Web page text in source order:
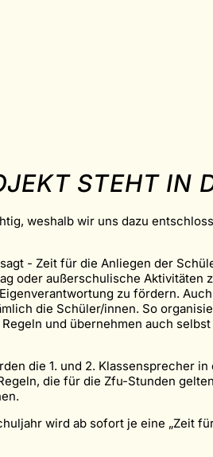
STEHT IN
weshalb wir uns dazu
- Zeit für die Anliegen der
oder außerschulische
zu fördern.
die Schüler/innen. So
und übernehmen auch
die 1. und 2. Klassensprecher
die für die Zfu-Stunden
wird ab sofort je eine „Zeit